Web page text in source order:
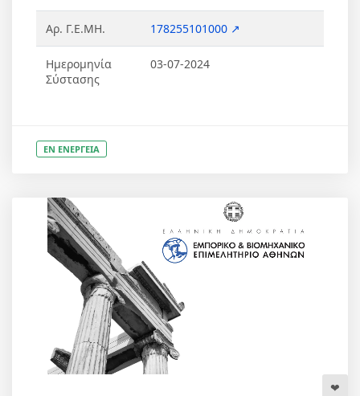
Αρ. Γ.Ε.ΜΗ. 178255101000 ↗
Ημερομηνία
Σύστασης
03-07-2024
ΕΝ ΕΝΕΡΓΕΙΑ